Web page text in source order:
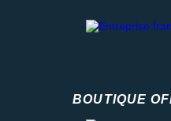
BOUTIQUE